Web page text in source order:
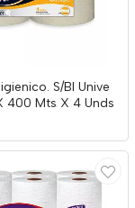
S/Bl Unive
400 Mts X 4 Unds